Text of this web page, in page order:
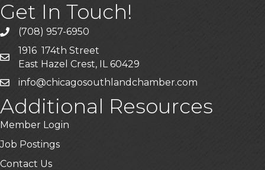
Get In Touch!
phone(708) 957-6950
mailing address
1916 174th Street
East Hazel Crest, IL 60429
emailinfo@chicagosouthlandchamber.com
Additional Resources
Member Login
Job Postings
Contact Us